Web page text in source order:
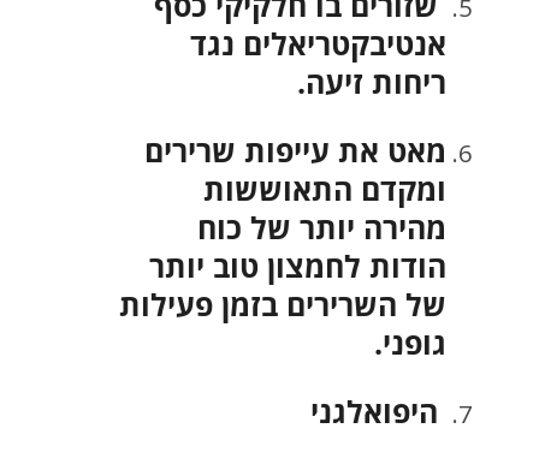
אנטיבקטריאלים נגד
ריחות זיעה.
מאט את עייפות שרירים
ומקדם התאוששות
מהירה יותר של כוח
הודות לחמצון טוב יותר
של השרירים בזמן פעילות
גופני.
היפואלגני